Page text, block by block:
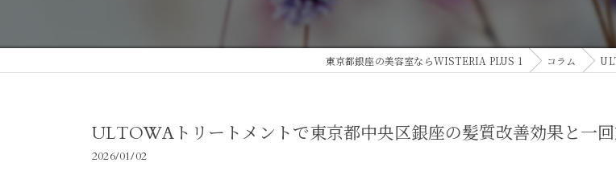
東京都銀座の美容室ならWISTERIA PLUS 1 コラム
ULTOWAトリートメントで東京都中央区銀座の髪質改善効果と一
2026/01/02